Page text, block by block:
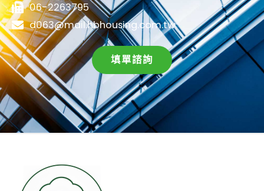
06-2263795
d063@mail.hbhousing.com.tw
填單諮詢